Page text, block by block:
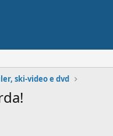
ski-video e dvd